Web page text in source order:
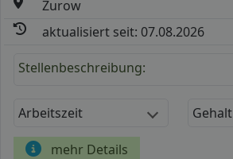
Zurow
aktualisiert seit: 07.08.2026
Stellenbeschreibung:
Arbeitszeit Gehalt
mehr Details